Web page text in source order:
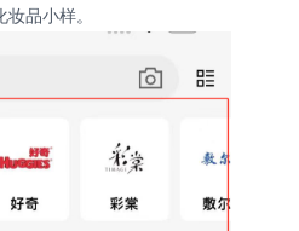
品小样。